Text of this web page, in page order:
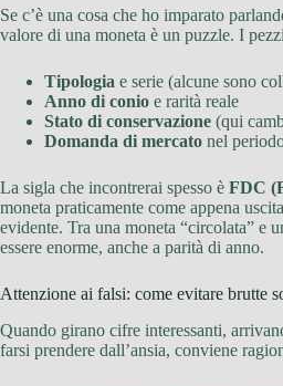
Se c’è una cosa che ho imparato
valore di una moneta è un puzzle. I
Tipologia e serie (alcune sono
Anno di conio e rarità reale
Stato di conservazione (qui
Domanda di mercato nel
La sigla che incontrerai spesso è FDC
moneta praticamente come appena
evidente. Tra una moneta “circolata” e
essere enorme, anche a parità di anno.
Attenzione ai falsi: come evitare brutte
Quando girano cifre interessanti,
farsi prendere dall’ansia, conviene